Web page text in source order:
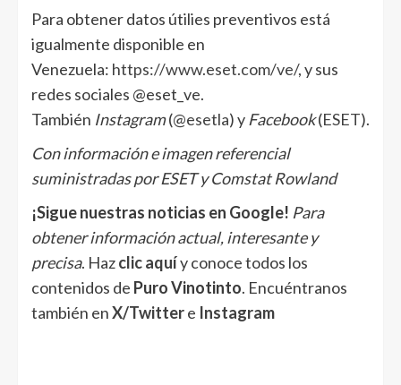
Para obtener datos útilies preventivos está
igualmente disponible en
Venezuela: https://www.eset.com/ve/, y sus
redes sociales @eset_ve.
También Instagram(@esetla) y Facebook(ESET).
Con información e imagen referencial
suministradas por ESET y Comstat Rowland
¡Sigue nuestras noticias en Google! Para
obtener información actual, interesante y
precisa. Hazclic aquíy conoce todos los
contenidos de Puro Vinotinto. Encuéntranos
también enX/Twittere Instagram